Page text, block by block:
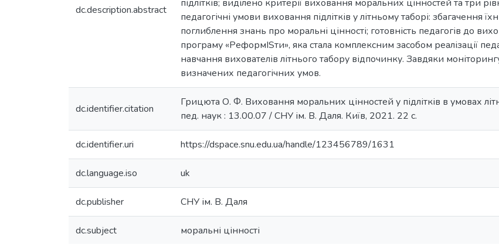
dc.description.abstract
підлітків; виділено критерії виховання моральних цінностей та три
педагогічні умови виховання підлітків у літньому таборі: збагачення
поглиблення знань про моральні цінності; готовність педагогів до
програму «РеформISти», яка стала комплексним засобом реалізації
навчання вихователів літнього табору відпочинку. Завдяки
визначених педагогічних умов.
dc.identifier.citation
Грицюта О. Ф. Виховання моральних цінностей у підлітків в умовах
пед. наук : 13.00.07 / СНУ ім. В. Даля. Київ, 2021. 22 с.
dc.identifier.uri https://dspace.snu.edu.ua/handle/123456789/1631
dc.language.iso uk
dc.publisher СНУ ім. В. Даля
dc.subject моральні цінності